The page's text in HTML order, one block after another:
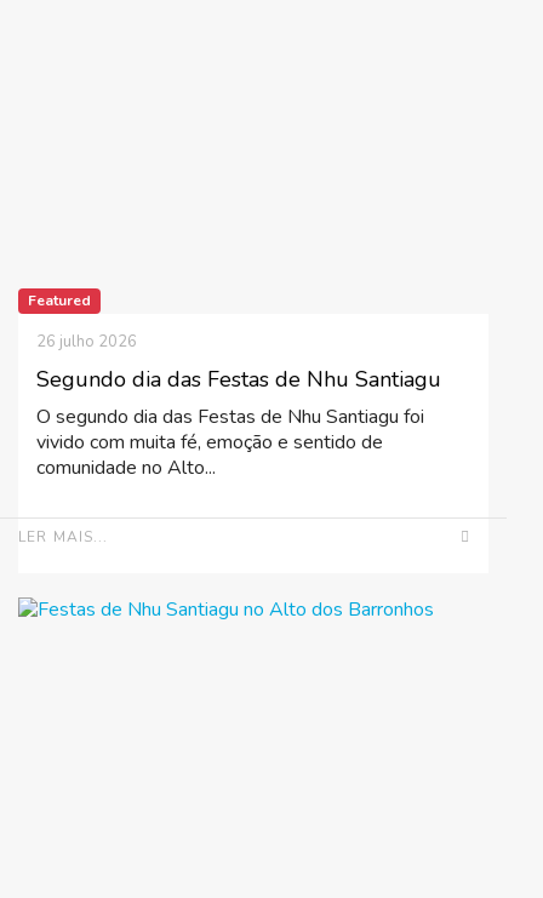
Featured
Segundo dia das Festas de Nhu Santiagu
26 julho 2026
O segundo dia das Festas de Nhu Santiagu foi
vivido com muita fé, emoção e sentido de
comunidade no Alto...
LER MAIS...